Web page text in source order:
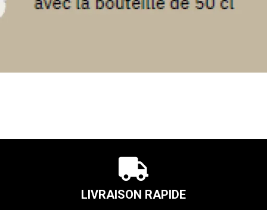

LIVRAISON RAPIDE